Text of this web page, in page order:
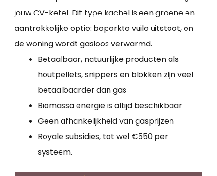
jouw CV-ketel. Dit type kachel is een groene en
aantrekkelijke optie: beperkte vuile uitstoot, en
de woning wordt gasloos verwarmd.
Betaalbaar, natuurlijke producten als
houtpellets, snippers en blokken zijn veel
betaalbaarder dan gas
Biomassa energie is altijd beschikbaar
Geen afhankelijkheid van gasprijzen
Royale subsidies, tot wel €550 per
systeem.